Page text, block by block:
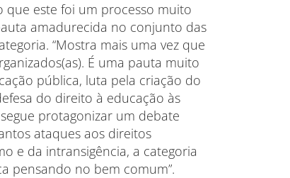
este foi um processo muito
amadurecida no conjunto das
“Mostra mais uma vez que
É uma pauta muito
pública, luta pela criação do
do direito à educação às
protagonizar um debate
ataques aos direitos
e da intransigência, a categoria
pensando no bem comum”.